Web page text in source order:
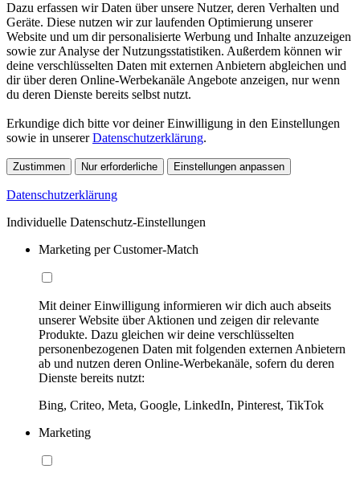
Dazu erfassen wir Daten über unsere Nutzer, deren Verhalten und
Geräte. Diese nutzen wir zur laufenden Optimierung unserer
Website und um dir personalisierte Werbung und Inhalte anzuzeigen
sowie zur Analyse der Nutzungsstatistiken. Außerdem können wir
deine verschlüsselten Daten mit externen Anbietern abgleichen und
dir über deren Online-Werbekanäle Angebote anzeigen, nur wenn
du deren Dienste bereits selbst nutzt.
Erkundige dich bitte vor deiner Einwilligung in den Einstellungen
sowie in unsererDatenschutzerklärung.
Zustimmen Nur erforderliche Einstellungen anpassen
Datenschutzerklärung
Individuelle Datenschutz-Einstellungen
Marketing per Customer-Match
Mit deiner Einwilligung informieren wir dich auch abseits
unserer Website über Aktionen und zeigen dir relevante
Produkte. Dazu gleichen wir deine verschlüsselten
personenbezogenen Daten mit folgenden externen Anbietern
ab und nutzen deren Online-Werbekanäle, sofern du deren
Dienste bereits nutzt:
Bing, Criteo, Meta, Google, LinkedIn, Pinterest, TikTok
Marketing